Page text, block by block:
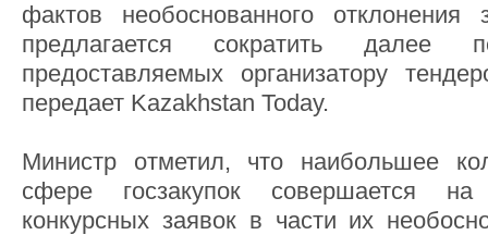
фактов необоснованного отклонения
предлагается сократить далее
предоставляемых организатору
передает Kazakhstan Today.
Министр отметил, что наибольшее
сфере госзакупок совершается на
конкурсных заявок в части их